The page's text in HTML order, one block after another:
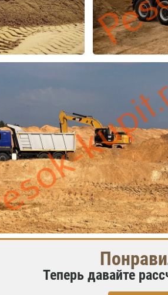
Теперь давайте